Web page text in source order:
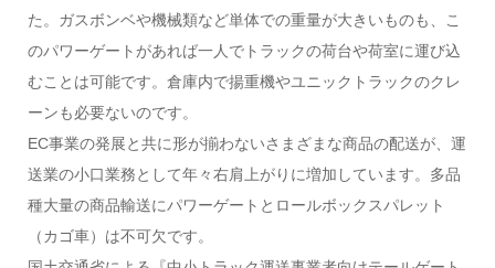
た。ガスボンベや機械類など単体での重量が大きいものも、こ
のパワーゲートがあれば一人でトラックの荷台や荷室に運び込
むことは可能です。倉庫内で揚重機やユニックトラックのクレ
ーンも必要ないのです。
EC事業の発展と共に形が揃わないさまざまな商品の配送が、運
送業の小口業務として年々右肩上がりに増加しています。多品
種大量の商品輸送にパワーゲートとロールボックスパレット
（カゴ車）は不可欠です。